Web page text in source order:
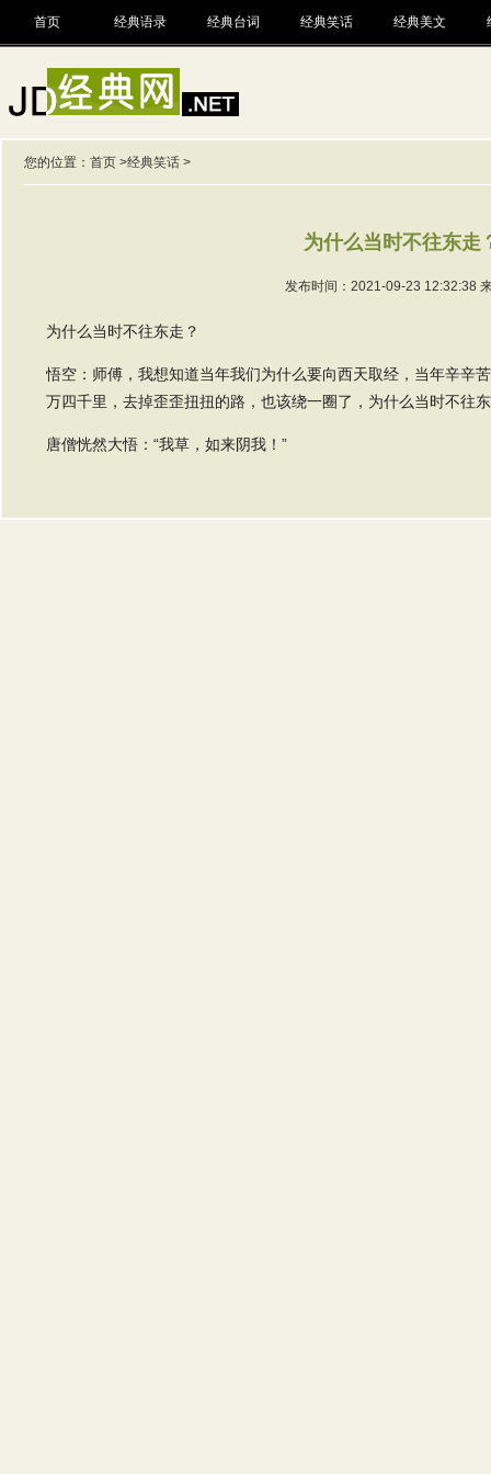
首页 经典语录 经典台词 经典笑话 经典美文
您的位置： 首页 >经典笑话 >
为什么当时不往东走
发布时间：2021-09-23 12:32:38
为什么当时不往东走？
悟空：师傅，我想知道当年我们为什么要向西天取经，当年辛辛
万四千里，去掉歪歪扭扭的路，也该绕一圈了，为什么当时不往
唐僧恍然大悟：“我草，如来阴我！”